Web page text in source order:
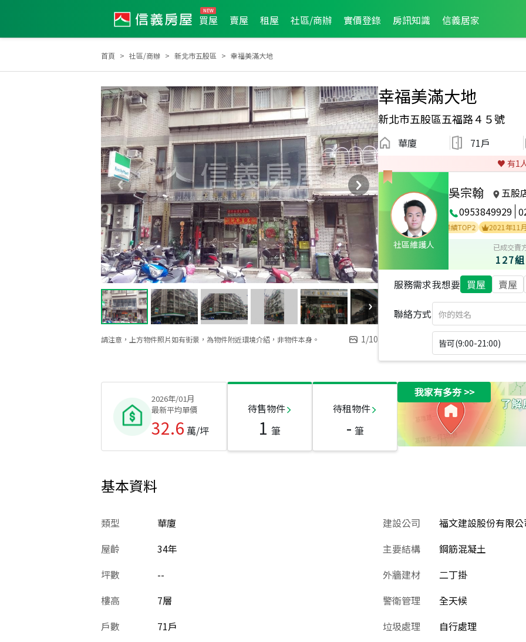
買屋 賣屋 租屋 社區/商辦 實價登錄 房訊知識 信義居家
首頁 社區/商辦 新北市五股區 幸福美滿大地
請注意，上方物件照片如有街景，為物件附近環境介紹，非物件本身。 1/10
幸福美滿大地
新北市五股區五福路４５號
華廈 71戶
♥️ 有1
社區維護人
吳宗翰
五股
0953849929
2023年第3季度服務品質獎 2025年9月區業績TOP3 2024年10月區業績TOP3 2023年1月區業績TOP2
2021年11月區業
已成交賣
127組
服務需求我想要 買屋 賣屋
聯絡方式
皆可(9:00-21:00)
2026年/01月
最新平均單價
32.6 萬/坪
待售物件
1 筆
待租物件
- 筆
我家有多夯>>
基本資料
類型
華廈
屋齡
34年
坪數
--
樓高
7層
戶數
71戶
建設公司
福文建設股份有限公
主要結構
鋼筋混凝土
外牆建材
二丁掛
警衛管理
全天候
垃圾處理
自行處理